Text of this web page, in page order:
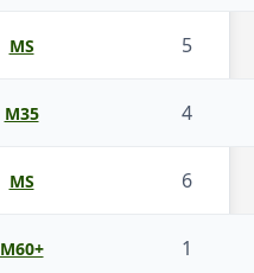
MS 5
M35 4
MS 6
M60+ 1